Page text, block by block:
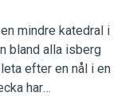
mindre katedral i
bland alla isberg
efter en nål i en
har